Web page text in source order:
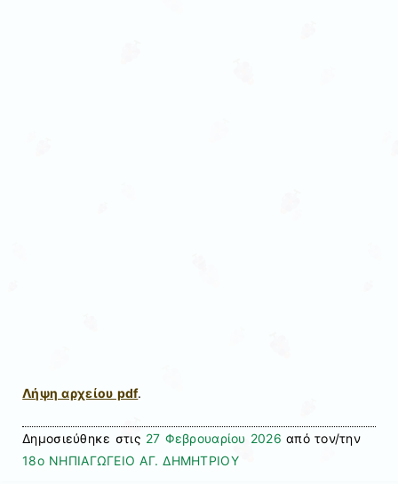
Λήψη αρχείου pdf.
Δημοσιεύθηκε στις 27 Φεβρουαρίου 2026 από τον/την
18ο ΝΗΠΙΑΓΩΓΕΙΟ ΑΓ. ΔΗΜΗΤΡΙΟΥ